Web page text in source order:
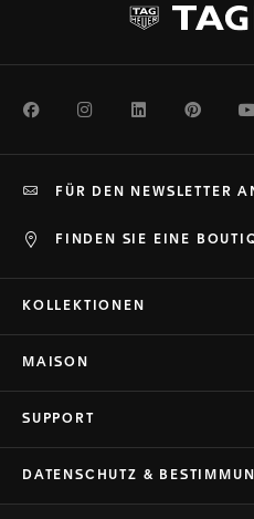
FacebookInstagramLinkedIn
FINDEN SIE EINE
FÜR DEN NEWSLETTER
KOLLEKTIONEN
MAISON
SUPPORT
DATENSCHUTZ &